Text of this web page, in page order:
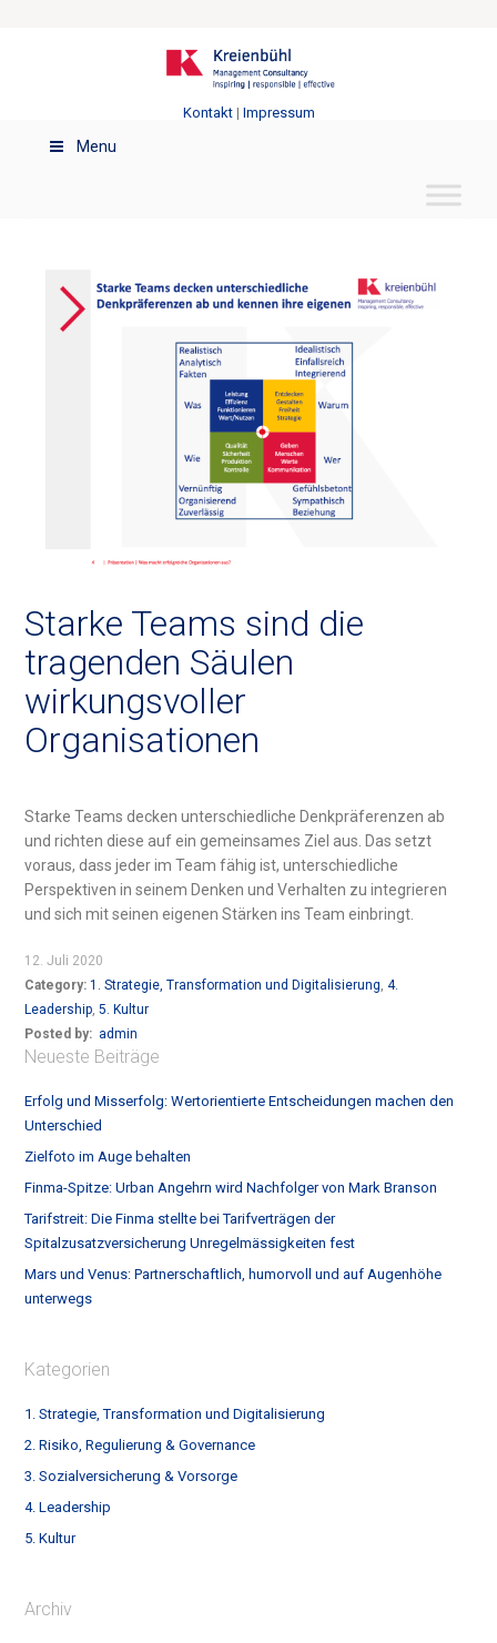
Kontakt| Impressum
Menu
Starke Teams sind die
tragenden Säulen
wirkungsvoller
Organisationen
Starke Teams decken unterschiedliche Denkpräferenzen ab
und richten diese auf ein gemeinsames Ziel aus. Das setzt
voraus, dass jeder im Team fähig ist, unterschiedliche
Perspektiven in seinem Denken und Verhalten zu integrieren
und sich mit seinen eigenen Stärken ins Team einbringt.
12. Juli 2020
Category:1. Strategie, Transformation und Digitalisierung,4.
Leadership,5. Kultur
Posted by: admin
Neueste Beiträge
Erfolg und Misserfolg: Wertorientierte Entscheidungen machen den
Unterschied
Zielfoto im Auge behalten
Finma-Spitze: Urban Angehrn wird Nachfolger von Mark Branson
Tarifstreit: Die Finma stellte bei Tarifverträgen der
Spitalzusatzversicherung Unregelmässigkeiten fest
Mars und Venus: Partnerschaftlich, humorvoll und auf Augenhöhe
unterwegs
Kategorien
1. Strategie, Transformation und Digitalisierung
2. Risiko, Regulierung & Governance
3. Sozialversicherung & Vorsorge
4. Leadership
5. Kultur
Archiv